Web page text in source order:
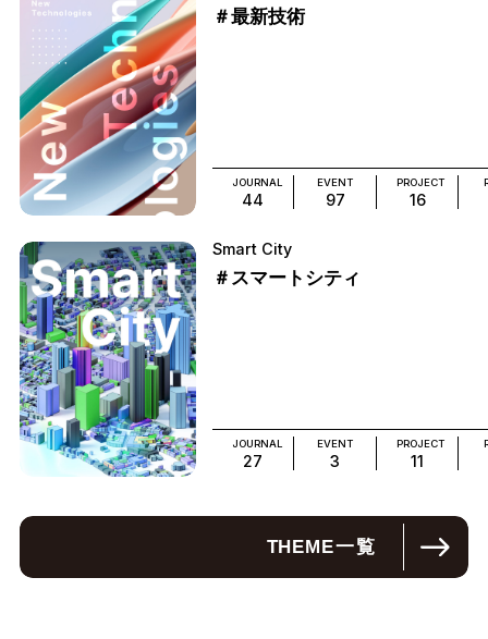
＃最新技術
JOURNAL
44
EVENT
97
PROJECT
16
Smart City
＃スマートシティ
JOURNAL
27
EVENT
3
PROJECT
11
THEME一覧